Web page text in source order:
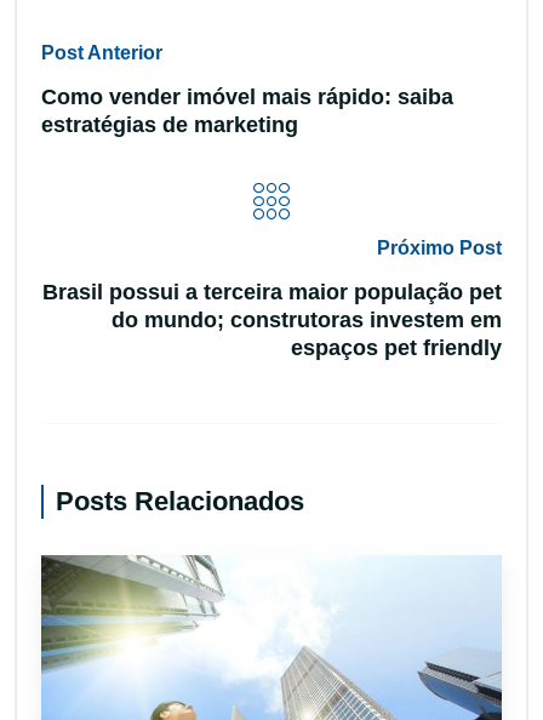
Post Anterior
Como vender imóvel mais rápido: saiba
estratégias de marketing
Próximo Post
Brasil possui a terceira maior população pet
do mundo; construtoras investem em
espaços pet friendly
Posts Relacionados